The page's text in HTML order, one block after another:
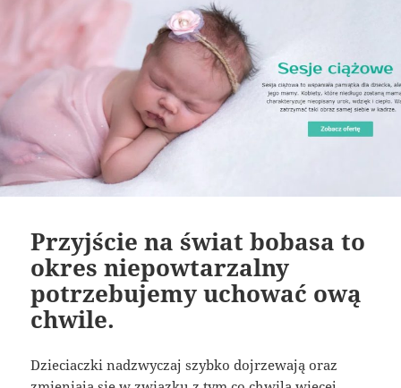
Przyjście na świat bobasa to
okres niepowtarzalny
potrzebujemy uchować ową
chwile.
Dzieciaczki nadzwyczaj szybko dojrzewają oraz